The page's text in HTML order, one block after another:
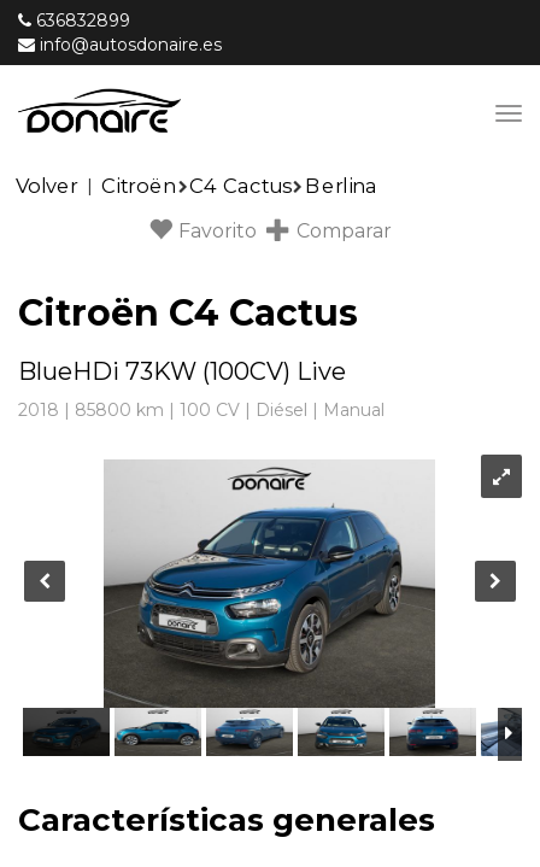
636832899
info@autosdonaire.es
Volver | Citroën C4 Cactus Berlina
Favorito Comparar
Citroën C4 Cactus
BlueHDi 73KW (100CV) Live
2018 | 85800 km | 100 CV | Diésel | Manual
Características generales